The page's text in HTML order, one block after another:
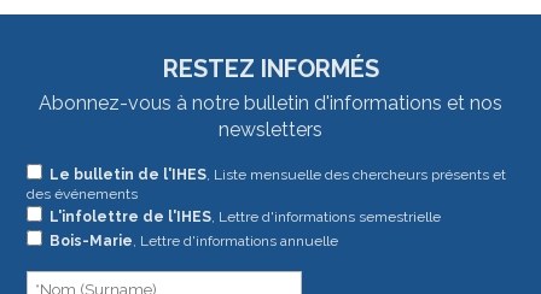
RESTEZ INFORMÉS
Abonnez-vous à notre bulletin d'informations et nos
newsletters
Le bulletin de l'IHES, Liste mensuelle des chercheurs présents et
des événements
L'infolettre de l'IHES, Lettre d'informations semestrielle
Bois-Marie , Lettre d'informations annuelle
Si
vous
êtes
humain,